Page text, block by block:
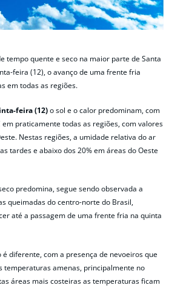
tempo quente e seco na maior parte de Santa
feira (12), o avanço de uma frente fria
em todas as regiões.
feira (12)o sol e o calor predominam, com
praticamente todas as regiões, com valores
Nestas regiões, a umidade relativa do ar
tardes e abaixo dos 20% em áreas do Oeste
predomina, segue sendo observada a
queimadas do centro-norte do Brasil,
até a passagem de uma frente fria na quinta
diferente, com a presença de nevoeiros que
temperaturas amenas, principalmente no
áreas mais costeiras as temperaturas ficam